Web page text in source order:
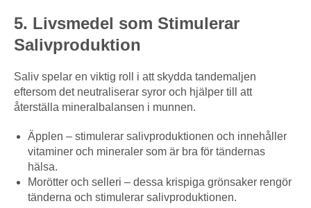
5. Livsmedel som Stimulerar
Salivproduktion
Saliv spelar en viktig roll i att skydda tandemaljen
eftersom det neutraliserar syror och hjälper till att
återställa mineralbalansen i munnen.
Äpplen – stimulerar salivproduktionen och innehåller
vitaminer och mineraler som är bra för tändernas
hälsa.
Morötter och selleri – dessa krispiga grönsaker rengör
tänderna och stimulerar salivproduktionen.